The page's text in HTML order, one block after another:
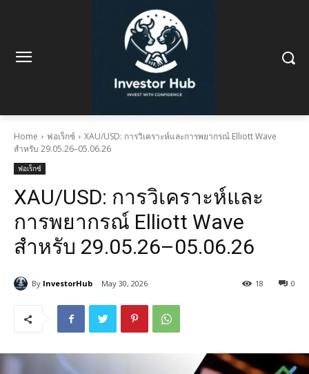
Home ฟอเร็กซ์
XAU/USD: การวิเคราะห์และการพยากรณ์ Elliott Wave
สำหรับ 29.05.26–05.06.26
ฟอเร็กซ์
XAU/USD: การวิเคราะห์และ
การพยากรณ์ Elliott Wave
สำหรับ 29.05.26–05.06.26
By InvestorHub May 30, 2026 0
18